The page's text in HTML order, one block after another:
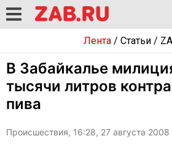
Лента/ Статьи/
В Забайкалье
тысячи литров
пива
Происшествия, 16:28, 27 августа 2008